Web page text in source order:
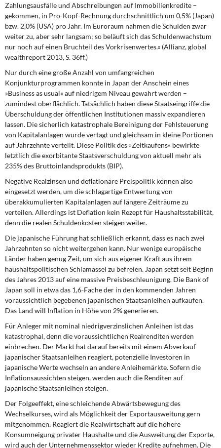
Zahlungsausfälle und Abschreibungen auf Immobilienkredite –
gekommen, in Pro-Kopf-Rechnung durchschnittlich um 0,5% (Japan)
bzw. 2,0% (USA) pro Jahr. Im Euroraum nahmen die Schulden zwar
weiter zu, aber sehr langsam; so beläuft sich das Schuldenwachstum
nur noch auf einen Bruchteil des Vorkrisenwertes.« (Allianz, global
wealthreport 2013, S. 36ff.)
Nur durch eine große Anzahl von umfangreichen
Konjunkturprogrammen konnte in Japan der Anschein eines
»Business as usual« auf niedrigem Niveau gewahrt werden –
zumindest oberflächlich. Tatsächlich haben diese Staatseingriffe die
Überschuldung der öffentlichen Institutionen massiv expandieren
lassen. Die sicherlich katastrophale Bereinigung der Fehlsteuerung
von Kapitalanlagen wurde vertagt und gleichsam in kleine Portionen
auf Jahrzehnte verteilt. Diese Politik des »Zeitkaufens« bewirkte
letztlich die exorbitante Staatsverschuldung von aktuell mehr als
235% des Bruttoinlandsprodukts (BIP).
Negative Realzinsen und deflationäre Preispolitik können also
eingesetzt werden, um die schlagartige Entwertung von
überakkumulierten Kapitalanlagen auf längere Zeiträume zu
verteilen. Allerdings ist Deflation kein Rezept für Haushaltsstabilität,
denn die realen Schuldenkosten steigen weiter.
Die japanische Führung hat schließlich erkannt, dass es nach zwei
Jahrzehnten so nicht weitergehen kann. Nur wenige europäische
Länder haben genug Zeit, um sich aus eigener Kraft aus ihrem
haushaltspolitischen Schlamassel zu befreien. Japan setzt seit Beginn
des Jahres 2013 auf eine massive Preisbeschleunigung. Die Bank of
Japan soll in etwa das 1,6-Fache der in den kommenden Jahren
voraussichtlich begebenen japanischen Staatsanleihen aufkaufen.
Das Land will Inflation in Höhe von 2% generieren.
Für Anleger mit nominal niedrigverzinslichen Anleihen ist das
katastrophal, denn die voraussichtlichen Realrenditen werden
einbrechen. Der Markt hat darauf bereits mit einem Abverkauf
japanischer Staatsanleihen reagiert, potenzielle Investoren in
japanische Werte wechseln an andere Anleihemärkte. Sofern die
Inflationsaussichten steigen, werden auch die Renditen auf
japanische Staatsanleihen steigen.
Der Folgeeffekt, eine schleichende Abwärtsbewegung des
Wechselkurses, wird als Möglichkeit der Exportausweitung gern
mitgenommen. Reagiert die Realwirtschaft auf die höhere
Konsumneigung privater Haushalte und die Ausweitung der Exporte,
wird auch der Unternehmenssektor wieder Kredite aufnehmen. Die